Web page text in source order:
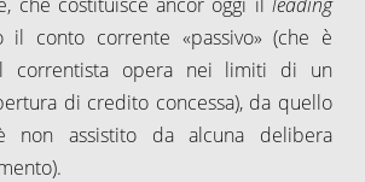
il conto corrente «passivo» (che è
correntista opera nei limiti di un
di credito concessa), da quello
non assistito da alcuna delibera